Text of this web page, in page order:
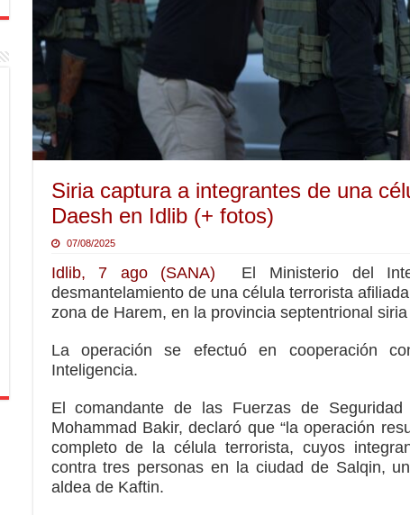
Siria captura a integrantes de una
Daesh en Idlib (+ fotos)
07/08/2025
Idlib, 7 ago (SANA)
El Ministerio del
desmantelamiento de una célula terrorista
zona de Harem, en la provincia septentrional
La operación se efectuó en cooperación
Inteligencia.
El comandante de las Fuerzas de
Mohammad Bakir, declaró que “la operación
completo de la célula terrorista, cuyos
contra tres personas en la ciudad de Salqin,
aldea de Kaftin.